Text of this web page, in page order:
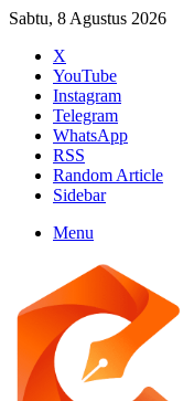
Sabtu, 8 Agustus 2026
X
YouTube
Instagram
Telegram
WhatsApp
RSS
Random Article
Sidebar
Menu